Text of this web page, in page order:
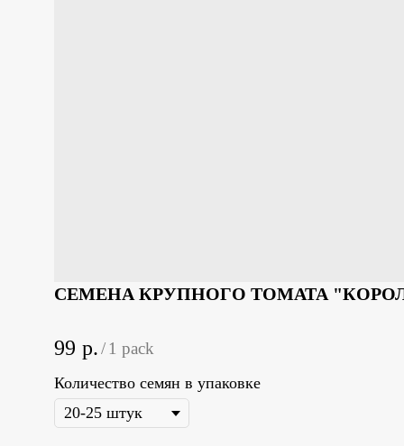
СЕМЕНА КРУПНОГО ТОМАТА
99 р./ 1 pack
Количество семян в упаковке